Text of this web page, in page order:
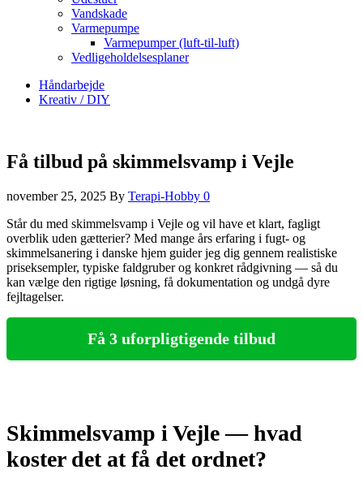
Vandskade
Varmepumpe
Varmepumper (luft-til-luft)
Vedligeholdelsesplaner
Håndarbejde
Kreativ / DIY
Få tilbud på skimmelsvamp i Vejle
november 25, 2025 By Terapi-Hobby 0
Står du med skimmelsvamp i Vejle og vil have et klart, fagligt
overblik uden gætterier? Med mange års erfaring i fugt‑ og
skimmelsanering i danske hjem guider jeg dig gennem realistiske
priseksempler, typiske faldgruber og konkret rådgivning — så du
kan vælge den rigtige løsning, få dokumentation og undgå dyre
fejltagelser.
Få 3 uforpligtigende tilbud
Skimmelsvamp i Vejle — hvad
koster det at få det ordnet?